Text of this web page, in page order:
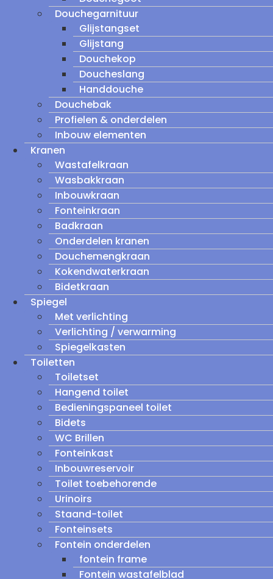
Douchegarnituur
Glijstangset
Glijstang
Douchekop
Doucheslang
Handdouche
Douchebak
Profielen & onderdelen
Inbouw elementen
Kranen
Wastafelkraan
Wasbakkraan
Inbouwkraan
Fonteinkraan
Badkraan
Onderdelen kranen
Douchemengkraan
Kokendwaterkraan
Bidetkraan
Spiegel
Met verlichting
Verlichting / verwarming
Spiegelkasten
Toiletten
Toiletset
Hangend toilet
Bedieningspaneel toilet
Bidets
WC Brillen
Fonteinkast
Inbouwreservoir
Toilet toebehorende
Urinoirs
Staand-toilet
Fonteinsets
Fontein onderdelen
fontein frame
Fontein wastafelblad